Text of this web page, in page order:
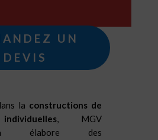
UN
DEVIS
la constructions de
, MGV
élabore des